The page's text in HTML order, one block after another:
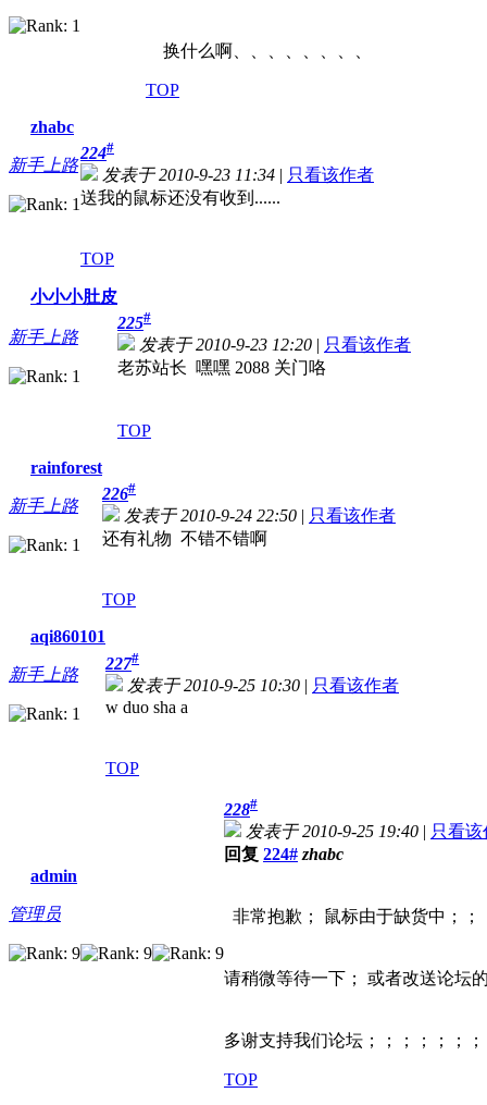
换什么啊、、、、、、、、
TOP
zhabc
新手上路
224#
发表于 2010-9-23 11:34 | 只看该作者
送我的鼠标还没有收到......
TOP
小小小肚皮
新手上路
225#
发表于 2010-9-23 12:20 | 只看该作者
老苏站长 嘿嘿 2088 关门咯
TOP
rainforest
新手上路
226#
发表于 2010-9-24 22:50 | 只看该作者
还有礼物 不错不错啊
TOP
aqi860101
新手上路
227#
发表于 2010-9-25 10:30 | 只看该作者
w duo sha a
TOP
admin
管理员
228#
发表于 2010-9-25 19:40 | 只看该
回复 224# zhabc
非常抱歉； 鼠标由于缺货中；；
请稍微等待一下； 或者改送论坛
多谢支持我们论坛；；；；；；
TOP